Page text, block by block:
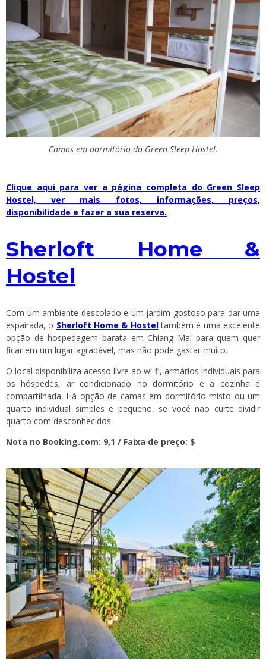
Camas em dormitório do Green Sleep Hostel.
Clique aqui para ver a página completa do Green Sleep
Hostel, ver mais fotos, informações, preços,
disponibilidade e fazer a sua reserva.
Sherloft Home &
Hostel
Com um ambiente descolado e um jardim gostoso para dar uma
espairada, o Sherloft Home & Hosteltambém é uma excelente
opção de hospedagem barata em Chiang Mai para quem quer
ficar em um lugar agradável, mas não pode gastar muito.
O local disponibiliza acesso livre ao wi-fi, armários individuais para
os hóspedes, ar condicionado no dormitório e a cozinha é
compartilhada. Há opção de camas em dormitório misto ou um
quarto individual simples e pequeno, se você não curte dividir
quarto com desconhecidos.
Nota no Booking.com: 9,1 / Faixa de preço: $